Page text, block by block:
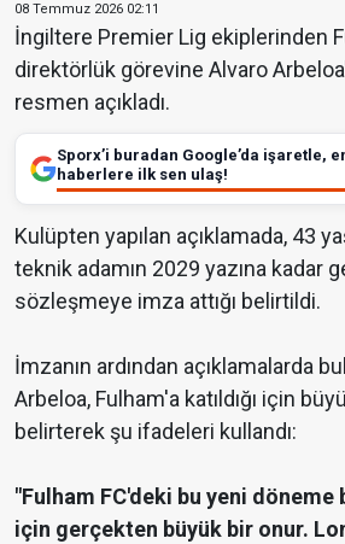
08 Temmuz 2026 02:11
İngiltere Premier Lig ekiplerinden
direktörlük görevine Alvaro
resmen açıkladı.
Sporx’i buradan Google’da işaretle,
haberlere ilk sen ulaş!
Kulüpten yapılan açıklamada, 43
teknik adamın 2029 yazına kadar
sözleşmeye imza attığı belirtildi.
İmzanın ardından açıklamalarda
Arbeloa, Fulham'a katıldığı için
belirterek şu ifadeleri kullandı:
"Fulham FC'deki bu yeni döneme
için gerçekten büyük bir onur.